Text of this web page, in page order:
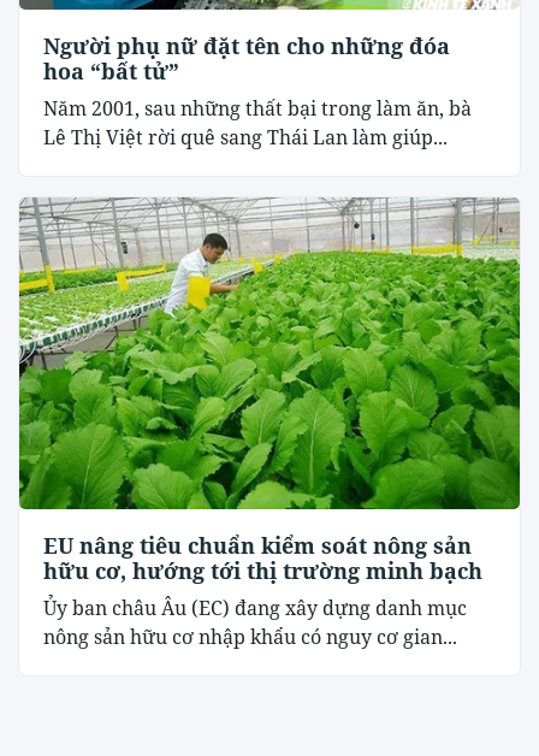
Người phụ nữ đặt tên cho những đóa
hoa “bất tử”
Năm 2001, sau những thất bại trong làm ăn, bà
Lê Thị Việt rời quê sang Thái Lan làm giúp...
EU nâng tiêu chuẩn kiểm soát nông sản
hữu cơ, hướng tới thị trường minh bạch
Ủy ban châu Âu (EC) đang xây dựng danh mục
nông sản hữu cơ nhập khẩu có nguy cơ gian...